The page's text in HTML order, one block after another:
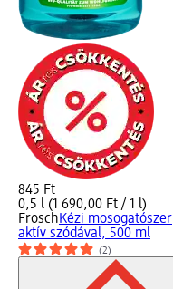
845 Ft
0,5 l (1 690,00 Ft / 1 l)
FroschKézi mosogatószer
aktív szódával, 500 ml
(2)